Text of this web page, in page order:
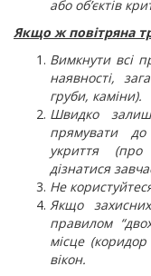
або об’єктів
Якщо ж повітряна
Вимкнути всі
наявності,
груби, каміни).
Швидко
прямувати
укриття
дізнатися
Не
Якщо
правилом
місце
вікон.